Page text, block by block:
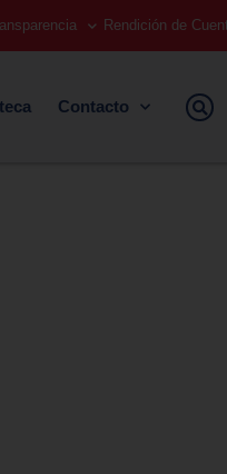
Rendición de
Contacto